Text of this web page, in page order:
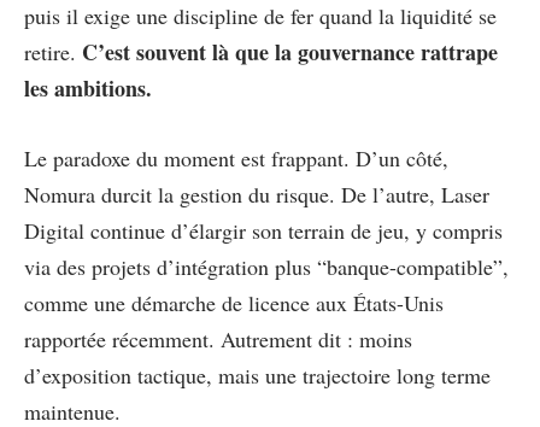
puis il exige une discipline de fer quand la liquidité se
retire. C’est souvent là que la gouvernance rattrape
les ambitions.
Le paradoxe du moment est frappant. D’un côté,
Nomura durcit la gestion du risque. De l’autre, Laser
Digital continue d’élargir son terrain de jeu, y compris
via des projets d’intégration plus “banque-compatible”,
comme une démarche de licence aux États-Unis
rapportée récemment. Autrement dit : moins
d’exposition tactique, mais une trajectoire long terme
maintenue.